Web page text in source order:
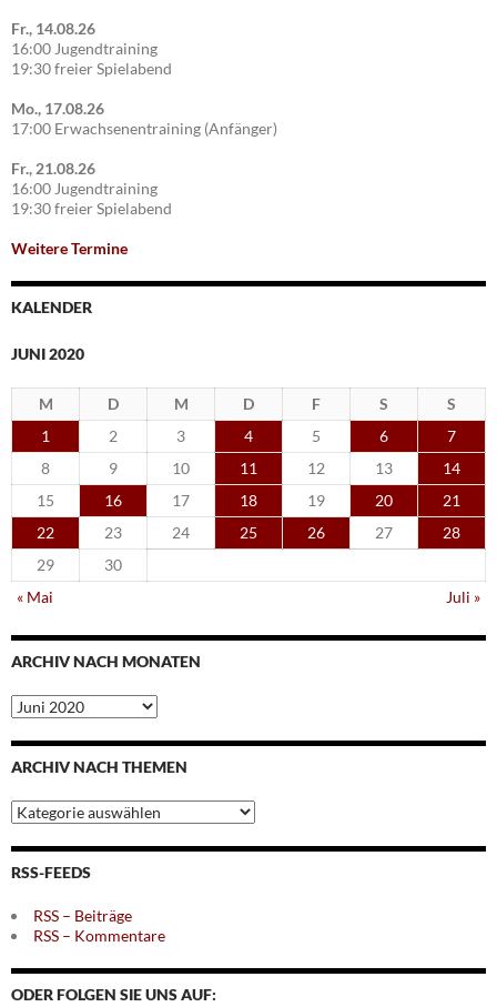
Fr., 14.08.26
16:00 Jugendtraining
19:30 freier Spielabend
Mo., 17.08.26
17:00 Erwachsenentraining (Anfänger)
Fr., 21.08.26
16:00 Jugendtraining
19:30 freier Spielabend
Weitere Termine
KALENDER
JUNI 2020
M D M D F S
S
1
2 3 4 5 6
7
8
9 10 11 12 13
14
15
16 17 18 19 20
21
22
23 24 25 26 27
28
29
30
« Mai
Juli »
ARCHIV NACH MONATEN
Archiv
nach
Monaten
ARCHIV NACH THEMEN
Archiv
nach
Themen
RSS-FEEDS
RSS – Beiträge
RSS – Kommentare
ODER FOLGEN SIE UNS AUF: